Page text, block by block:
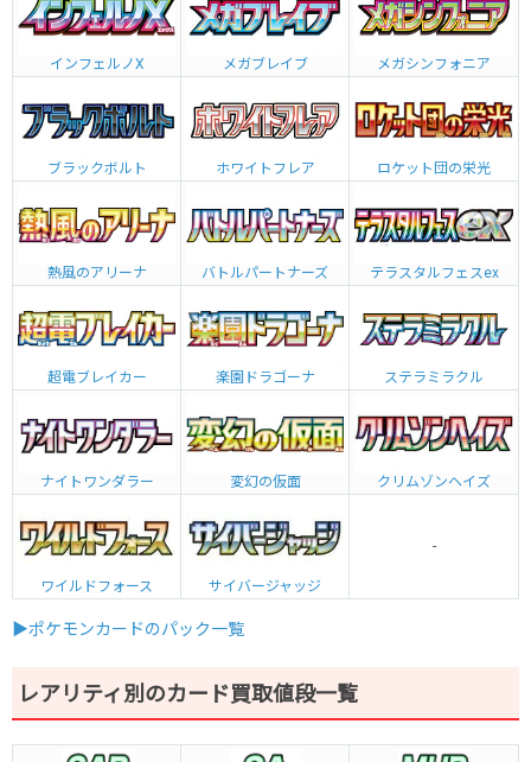
インフェルノX メガブレイブ メガシンフォニア
ブラックボルト ホワイトフレア ロケット団の栄光
熱風のアリーナ バトルパートナーズ テラスタルフェスex
超電ブレイカー 楽園ドラゴーナ ステラミラクル
ナイトワンダラー 変幻の仮面 クリムゾンヘイズ
ワイルドフォース サイバージャッジ
-
▶ポケモンカードのパック一覧
レアリティ別のカード買取値段一覧